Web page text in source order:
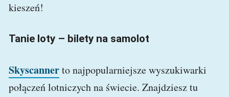
kieszeń!
Tanie loty – bilety na samolot
Skyscannerto najpopularniejsze wyszukiwarki
połączeń lotniczych na świecie. Znajdziesz tu